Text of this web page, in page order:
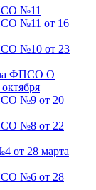
№11
№11 от 16
№10 от 23
ФПСО О
№9 от 20
№8 от 22
от 28 марта
№6 от 28